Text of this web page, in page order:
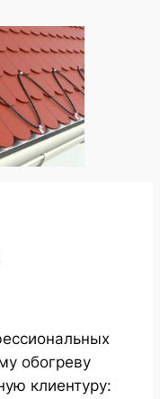
обогреву
клиентуру: